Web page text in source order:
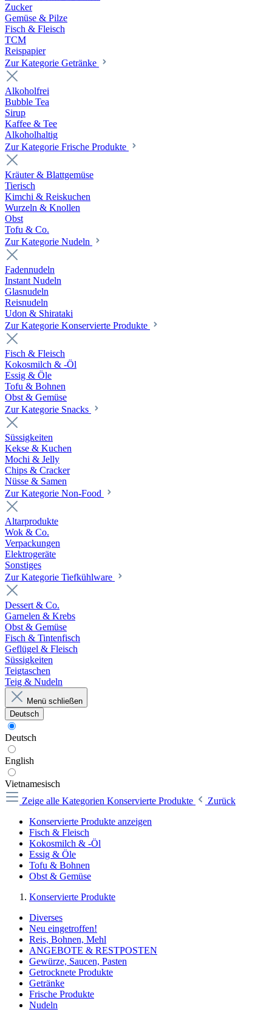
Zucker
Gemüse & Pilze
Fisch & Fleisch
TCM
Reispapier
Zur Kategorie Getränke
Alkoholfrei
Bubble Tea
Sirup
Kaffee & Tee
Alkoholhaltig
Zur Kategorie Frische Produkte
Kräuter & Blattgemüse
Tierisch
Kimchi & Reiskuchen
Wurzeln & Knollen
Obst
Tofu & Co.
Zur Kategorie Nudeln
Fadennudeln
Instant Nudeln
Glasnudeln
Reisnudeln
Udon & Shirataki
Zur Kategorie Konservierte Produkte
Fisch & Fleisch
Kokosmilch & -Öl
Essig & Öle
Tofu & Bohnen
Obst & Gemüse
Zur Kategorie Snacks
Süssigkeiten
Kekse & Kuchen
Mochi & Jelly
Chips & Cracker
Nüsse & Samen
Zur Kategorie Non-Food
Altarprodukte
Wok & Co.
Verpackungen
Elektrogeräte
Sonstiges
Zur Kategorie Tiefkühlware
Dessert & Co.
Garnelen & Krebs
Obst & Gemüse
Fisch & Tintenfisch
Geflügel & Fleisch
Süssigkeiten
Teigtaschen
Teig & Nudeln
Menü schließen
Deutsch
Deutsch
English
Vietnamesisch
Zeige alle Kategorien Konservierte Produkte
Zurück
Konservierte Produkte anzeigen
Fisch & Fleisch
Kokosmilch & -Öl
Essig & Öle
Tofu & Bohnen
Obst & Gemüse
Konservierte Produkte
Diverses
Neu eingetroffen!
Reis, Bohnen, Mehl
ANGEBOTE & RESTPOSTEN
Gewürze, Saucen, Pasten
Getrocknete Produkte
Getränke
Frische Produkte
Nudeln